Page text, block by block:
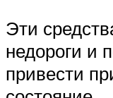
Эти
недороги и
привести